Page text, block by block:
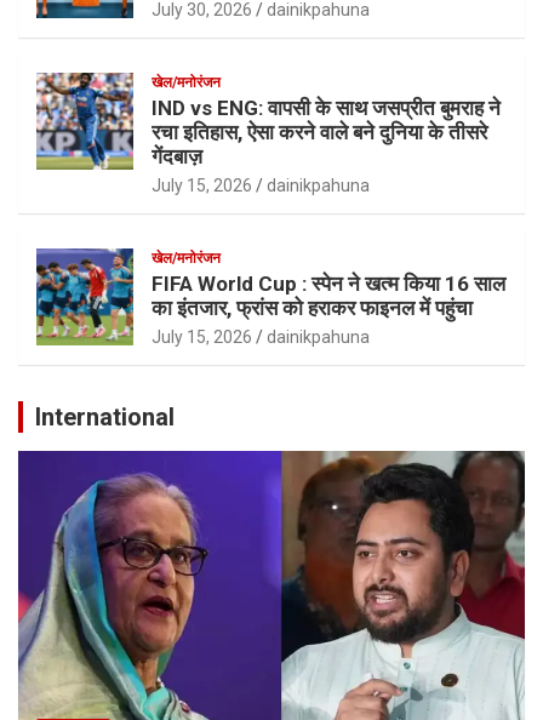
July 30, 2026 dainikpahuna
खेल/मनोरंजन
IND vs ENG: वापसी के साथ जसप्रीत बुमराह ने
रचा इतिहास, ऐसा करने वाले बने दुनिया के तीसरे
गेंदबाज़
July 15, 2026 dainikpahuna
खेल/मनोरंजन
FIFA World Cup : स्पेन ने खत्म किया 16 साल
का इंतजार, फ्रांस को हराकर फाइनल में पहुंचा
July 15, 2026 dainikpahuna
International